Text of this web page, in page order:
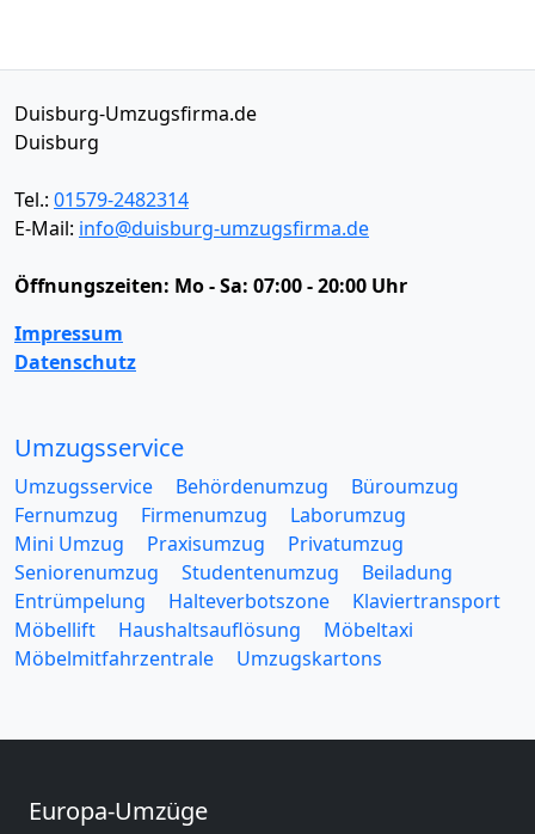
Duisburg-Umzugsfirma.de
Duisburg
Tel.: 01579-2482314
E-Mail: info@duisburg-umzugsfirma.de
Öffnungszeiten: Mo - Sa: 07:00 - 20:00 Uhr
Impressum
Datenschutz
Umzugsservice
Umzugsservice Behördenumzug
Büroumzug
Fernumzug
Firmenumzug
Laborumzug
Mini Umzug
Praxisumzug
Privatumzug
Seniorenumzug
Studentenumzug
Beiladung
Entrümpelung
Halteverbotszone
Klaviertransport
Möbellift
Haushaltsauflösung
Möbeltaxi
Möbelmitfahrzentrale
Umzugskartons
Europa-Umzüge